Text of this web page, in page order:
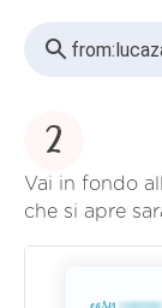
from:
2
Vai in fondo
che si apre